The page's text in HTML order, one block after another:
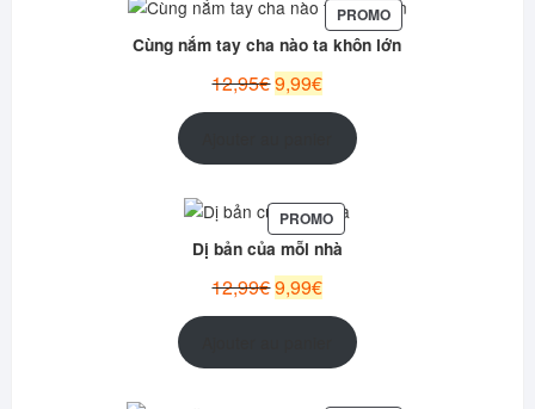
PROMOPRODUIT
EN
PROMOTION
Cùng nắm tay cha nào ta khôn lớn
12,95€Le
9,99€Le
actuel
est :
PROMOPRODUIT
EN
PROMOTION
Dị bản của mỗi nhà
12,99€Le
9,99€Le
actuel
est :